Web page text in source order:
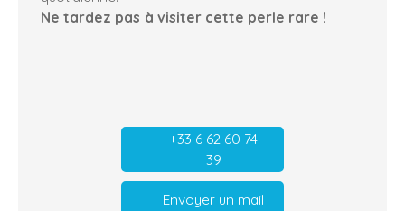
Ne tardez pas à visiter cette perle rare !
+33 6 62 60 74
39
Envoyer un mail